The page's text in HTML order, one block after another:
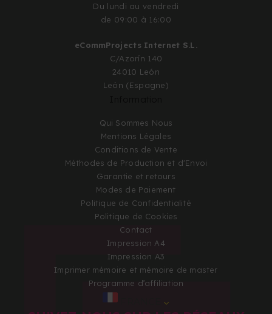
Du lundi au vendredi
de 09:00 à 16:00
eCommProjects Internet S.L.
C/Azorín 140
24010 León
León (Espagne)
Qui Sommes Nous
Mentions Légales
Conditions de Vente
Méthodes de Production et d'Envoi
Garantie et retours
Modes de Paiement
Politique de Confidentialité
Politique de Cookies
Contact
Impression A4
Impression A3
Imprimer mémoire et mémoire de master
Programme d’affiliation